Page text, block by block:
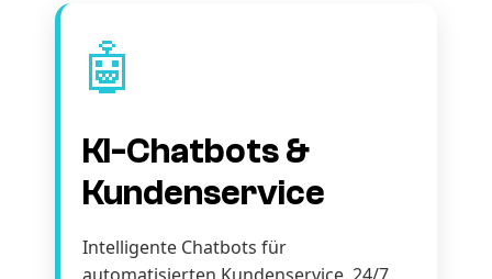
🤖
KI-Chatbots &
Kundenservice
Intelligente Chatbots für